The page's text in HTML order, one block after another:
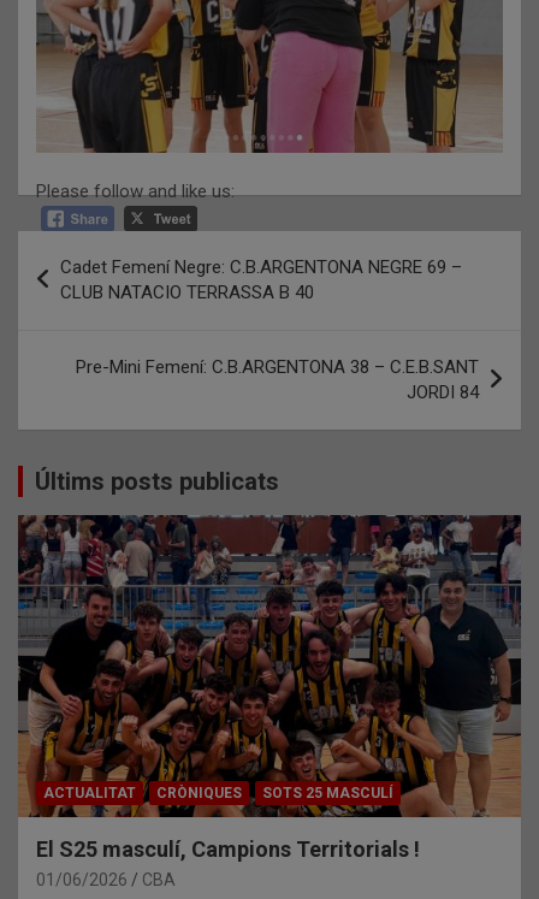
Please follow and like us:
d'entrades
Cadet Femení Negre: C.B.ARGENTONA NEGRE 69 –
CLUB NATACIO TERRASSA B 40
Pre-Mini Femení: C.B.ARGENTONA 38 – C.E.B.SANT
JORDI 84
Últims posts publicats
ACTUALITAT CRÒNIQUES SOTS 25 MASCULÍ
El S25 masculí, Campions Territorials !
01/06/2026 CBA